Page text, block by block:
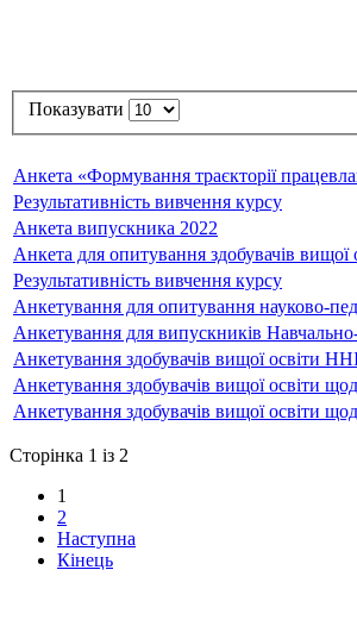
Показувати
Анкета «Формування траєкторії
Результативність вивчення курсу
Анкета випускника 2022
Анкета для опитування здобувачів вищої
Результативність вивчення курсу
Анкетування для опитування науково-
Анкетування для випускників
Анкетування здобувачів вищої освіти
Анкетування здобувачів вищої освіти
Анкетування здобувачів вищої освіти
Сторінка 1 із 2
1
2
Наступна
Кінець